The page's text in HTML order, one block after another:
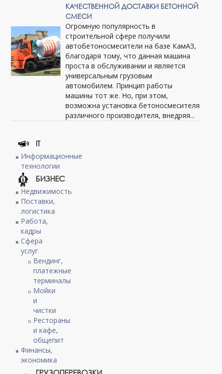
КАЧЕСТВЕННОЙ ДОСТАВКИ БЕТОННОЙ
СМЕСИ
Огромную популярность в
строительной сфере получили
автобетоносмесители на базе КамАЗ,
благодаря тому, что данная машина
проста в обслуживании и является
универсальным грузовым
автомобилем. Принцип работы
машины тот же. Но, при этом,
возможна установка бетоносмесителя
различного производителя, внедряя...
IT
Информационные
технологии
БИЗНЕС
Недвижимость
Поставки,
логистика
Работа,
кадры
Сфера
услуг
Вендинг,
платежные
терминалы
Мойки
и
чистки
Рестораны
и кафе,
общепит
Финансы,
экономика